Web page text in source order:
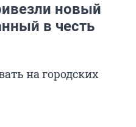
новый
в честь
на городских